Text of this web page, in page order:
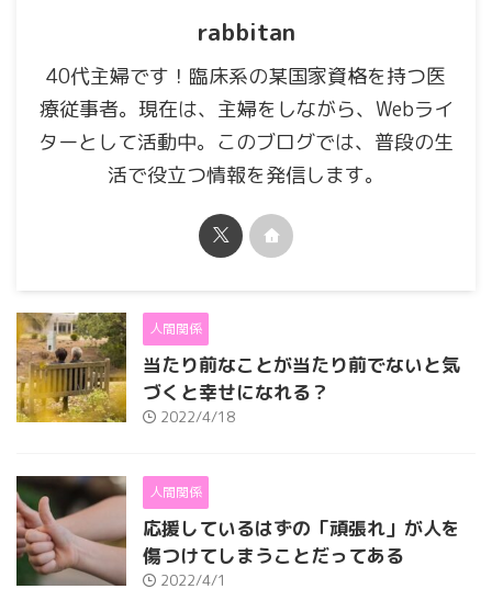
rabbitan
40代主婦です！臨床系の某国家資格を持つ医
療従事者。現在は、主婦をしながら、Webライ
ターとして活動中。このブログでは、普段の生
活で役立つ情報を発信します。
人間関係
当たり前なことが当たり前でないと気
づくと幸せになれる？
2022/4/18
人間関係
応援しているはずの「頑張れ」が人を
傷つけてしまうことだってある
2022/4/1